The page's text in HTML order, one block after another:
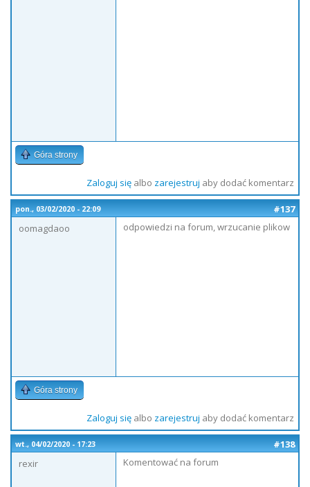
Góra strony
Zaloguj sięalbo zarejestruj aby dodać komentarz
pon., 03/02/2020 - 22:09
#137
oomagdaoo
odpowiedzi na forum, wrzucanie plikow
Góra strony
Zaloguj sięalbo zarejestruj aby dodać komentarz
wt., 04/02/2020 - 17:23
#138
rexir
Komentować na forum